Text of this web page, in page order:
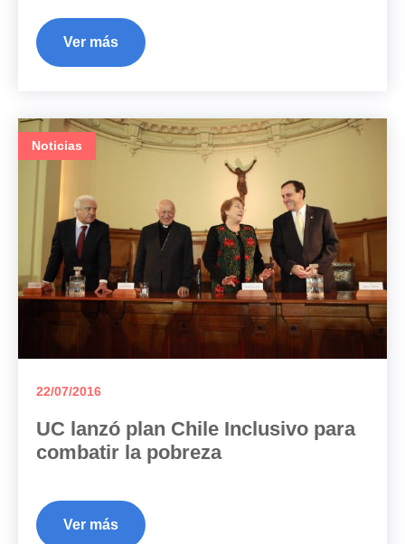
Ver más
Noticias
22/07/2016
UC lanzó plan Chile Inclusivo para
combatir la pobreza
Ver más